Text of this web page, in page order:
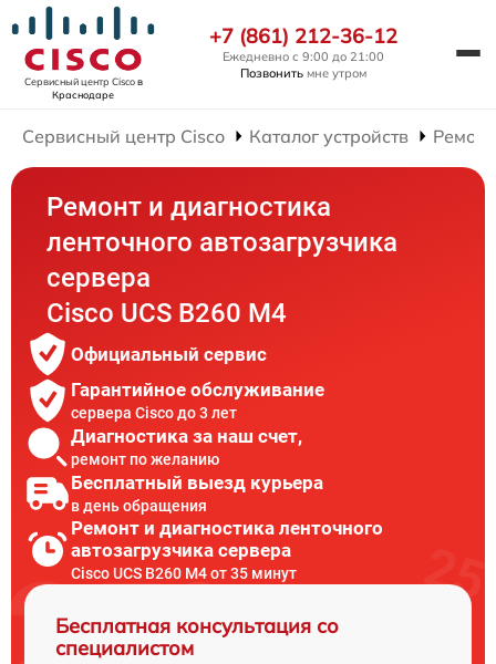
Сервисный центр Ciscoв
Краснодаре
+7 (861) 212-36-12
Ежедневно с 9:00 до 21:00
Позвонить мне утром
Сервисный центр Cisco Каталог устройств
Ремонт и диагностика
ленточного автозагрузчика
сервера
Cisco UCS B260 M4
Официальный сервис
Гарантийное обслуживание
сервера Cisco до 3 лет
Диагностика за наш счет,
ремонт по желанию
Бесплатный выезд курьера
в день обращения
Ремонт и диагностика ленточного
автозагрузчика сервера
Cisco UCS B260 M4 от 35 минут
Бесплатная консультация со
специалистом